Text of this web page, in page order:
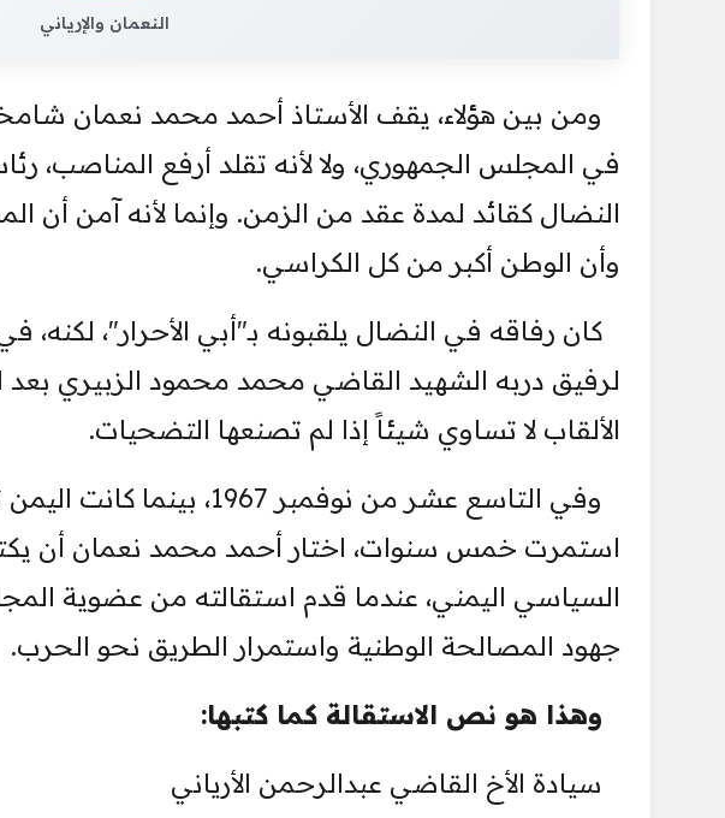
النعمان والإرياني
ومن بين هؤلاء، يقف الأستاذ أحمد محمد نعمان
في المجلس الجمهوري، ولا لأنه تقلد أرفع المناصب،
النضال كقائد لمدة عقد من الزمن. وإنما لأنه آمن
وأن الوطن أكبر من كل الكراسي.
كان رفاقه في النضال يلقبونه بـ"أبي الأحرار"، لكنه،
لرفيق دربه الشهيد القاضي محمد محمود الزبيري بعد
الألقاب لا تساوي شيئاً إذا لم تصنعها التضحيات.
وفي التاسع عشر من نوفمبر
استمرت خمس سنوات، اختار أحمد محمد نعمان أن
السياسي اليمني، عندما قدم استقالته من عضوية
جهود المصالحة الوطنية واستمرار الطريق نحو الحرب.
وهذا هو نص الاستقالة كما كتبها:
سيادة الأخ القاضي عبدالرحمن الأرياني